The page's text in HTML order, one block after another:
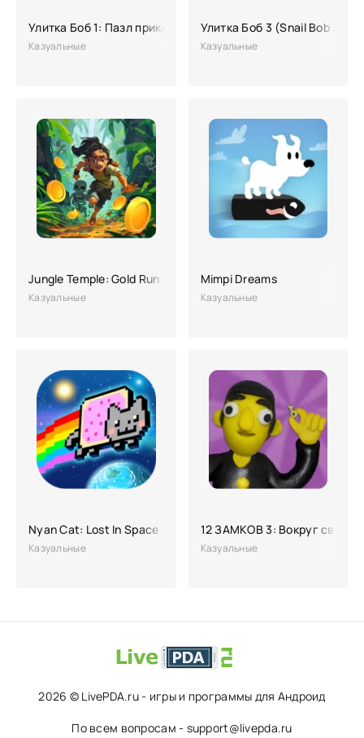
Улитка Боб 1: Пазл приключение
Казуальные
Улитка Боб 3 (Snail Bob 3)
Казуальные
Jungle Temple: Gold Run 3D
Казуальные
Mimpi Dreams
Казуальные
Nyan Cat: Lost In Space
Казуальные
12 ЗАМКОВ 3: Вокруг света
Казуальные
2026 © LivePDA.ru - игры и программы для Андроид
По всем вопросам - support@livepda.ru